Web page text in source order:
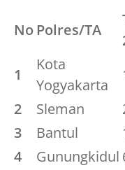
No Polres/TA
1
Kota
Yogyakarta
2
Sleman
3
Bantul
4
Gunungkidul